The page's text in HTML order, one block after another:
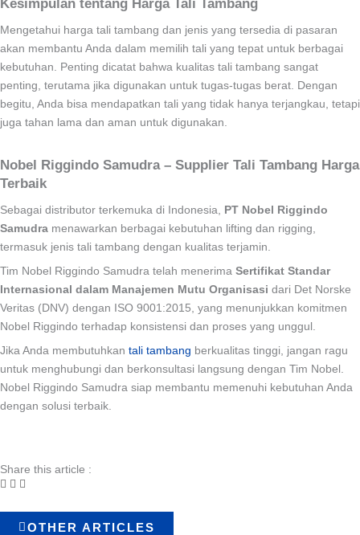
Kesimpulan tentang Harga Tali Tambang
Mengetahui harga tali tambang dan jenis yang tersedia di pasaran
akan membantu Anda dalam memilih tali yang tepat untuk berbagai
kebutuhan. Penting dicatat bahwa kualitas tali tambang sangat
penting, terutama jika digunakan untuk tugas-tugas berat. Dengan
begitu, Anda bisa mendapatkan tali yang tidak hanya terjangkau, tetapi
juga tahan lama dan aman untuk digunakan.
Nobel Riggindo Samudra – Supplier Tali Tambang Harga
Terbaik
Sebagai distributor terkemuka di Indonesia, PT Nobel Riggindo
Samudra menawarkan berbagai kebutuhan lifting dan rigging,
termasuk jenis tali tambang dengan kualitas terjamin.
Tim Nobel Riggindo Samudra telah menerima Sertifikat Standar
Internasional dalam Manajemen Mutu Organisasi dari Det Norske
Veritas (DNV) dengan ISO 9001:2015, yang menunjukkan komitmen
Nobel Riggindo terhadap konsistensi dan proses yang unggul.
Jika Anda membutuhkan tali tambang berkualitas tinggi, jangan ragu
untuk menghubungi dan berkonsultasi langsung dengan Tim Nobel.
Nobel Riggindo Samudra siap membantu memenuhi kebutuhan Anda
dengan solusi terbaik.
Share this article :
OTHER ARTICLES